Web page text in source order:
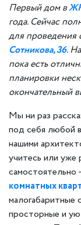
Первый дом вЖК
года. Сейчас
для проведения
Сотникова, 36.
пока есть
планировки
окончательный
Мы ни раз
под себя любой
нашими
учитесь или
самостоятельно
комнатных
малогабаритные
просторные и